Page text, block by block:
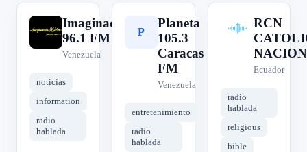
I
Imaginacion
96.1 FM
Venezuela
noticias
information
radio
hablada
P
Planeta
105.3
Caracas
FM
Venezuela
entretenimiento
radio
hablada
R
RCN
Ecuador
radio
hablada
religious
bible